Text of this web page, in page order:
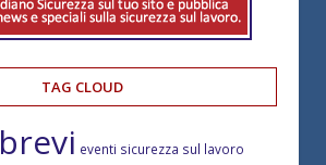
TAG CLOUD
brevi eventi sicurezza sul lavoro